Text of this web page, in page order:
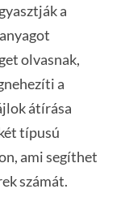
a
olvasnak,
a
átírása
típusú
ami segíthet
számát.